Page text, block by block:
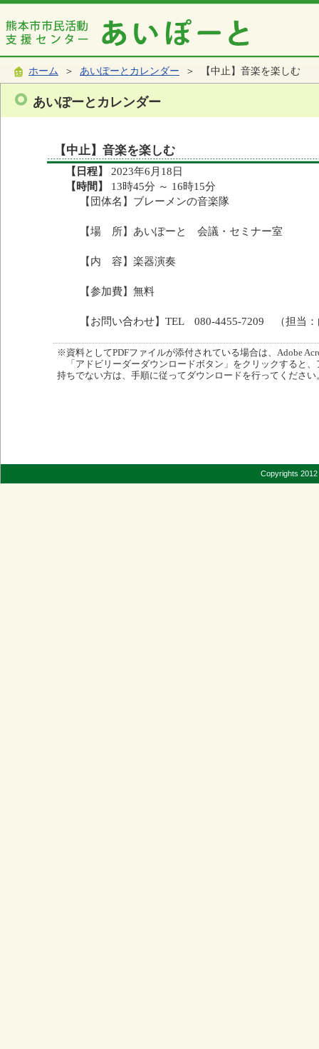
ホーム ＞ あいぽーとカレンダー ＞ 【中止】音楽を楽しむ
あいぽーとカレンダー
【中止】音楽を楽しむ
【日程】
2023年6月18日
【時間】
13時45分 ～ 16時15分
【団体名】ブレーメンの音楽隊
【場 所】あいぽーと 会議・セミナー室
【内 容】楽器演奏
【参加費】無料
【お問い合わせ】TEL 080-4455-7209 （担当
※資料としてPDFファイルが添付されている場合は、Adobe
「アドビリーダーダウンロードボタン」をクリックすると
持ちでない方は、手順に従ってダウンロードを行ってください
Copyrights